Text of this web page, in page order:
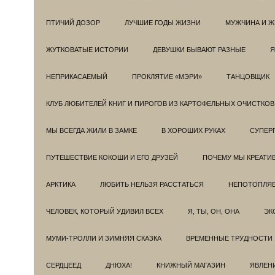
ПТИЧИЙ ДОЗОР ЛУЧШИЕ ГОДЫ ЖИЗНИ МУЖЧИНА И
ЖУТКОВАТЫЕ ИСТОРИИ ДЕВУШКИ БЫВАЮТ РАЗНЫЕ
НЕПРИКАСАЕМЫЙ ПРОКЛЯТИЕ «МЭРИ» ТАНЦОВЩИК
КЛУБ ЛЮБИТЕЛЕЙ КНИГ И ПИРОГОВ ИЗ КАРТОФЕЛЬНЫХ ОЧИСТКОВ
МЫ ВСЕГДА ЖИЛИ В ЗАМКЕ В ХОРОШИХ РУКАХ
ПУТЕШЕСТВИЕ КОКОШИ И ЕГО ДРУЗЕЙ ПОЧЕМУ МЫ
АРКТИКА ЛЮБИТЬ НЕЛЬЗЯ РАССТАТЬСЯ
ЧЕЛОВЕК, КОТОРЫЙ УДИВИЛ ВСЕХ Я, ТЫ, ОН, ОНА
МУМИ-ТРОЛЛИ И ЗИМНЯЯ СКАЗКА ВРЕМЕННЫЕ ТРУДНОСТИ
СЕРДЦЕЕД ДНЮХА! КНИЖНЫЙ МАГАЗИН